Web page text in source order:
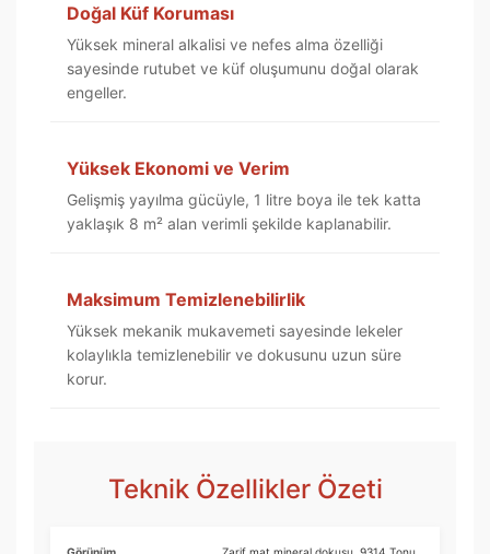
Doğal Küf Koruması
Yüksek mineral alkalisi ve nefes alma özelliği
sayesinde rutubet ve küf oluşumunu doğal olarak
engeller.
Yüksek Ekonomi ve Verim
Gelişmiş yayılma gücüyle, 1 litre boya ile tek katta
yaklaşık 8 m² alan verimli şekilde kaplanabilir.
Maksimum Temizlenebilirlik
Yüksek mekanik mukavemeti sayesinde lekeler
kolaylıkla temizlenebilir ve dokusunu uzun süre
korur.
Teknik Özellikler Özeti